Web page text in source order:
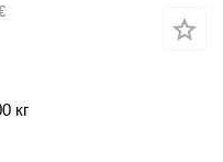
кг